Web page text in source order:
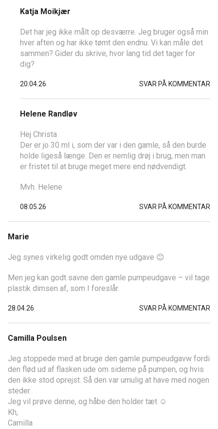
Katja Moikjær
Det har jeg ikke målt op desværre. Jeg bruger også min
hver aften og har ikke tømt den endnu. Vi kan måle det
sammen? Gider du skrive, hvor lang tid det tager for
dig?
20.04.26 SVAR PÅ KOMMENTAR
Helene Randløv
Hej Christa
Der er jo 30 ml i, som der var i den gamle, så den burde
holde ligeså længe. Den er nemlig drøj i brug, men man
er fristet til at bruge meget mere end nødvendigt.
Mvh. Helene
08.05.26 SVAR PÅ KOMMENTAR
Marie
Jeg synes virkelig godt omden nye udgave 😊
Men jeg kan godt savne den gamle pumpeudgave – vil tage
plastik dimsen af, som I foreslår.
28.04.26 SVAR PÅ KOMMENTAR
Camilla Poulsen
Jeg stoppede med at bruge den gamle pumpeudgavw fordi
den flød ud af flasken ude om siderne på pumpen, og hvis
den ikke stod oprejst. Så den var umulig at have med nogen
steder.
Jeg vil prøve denne, og håbe den holder tæt ☺️
Kh,
Camilla